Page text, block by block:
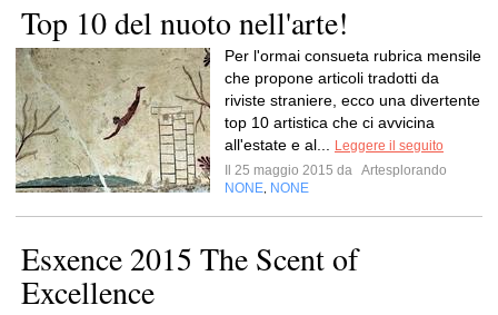
Top 10 del nuoto nell'arte!
Per l'ormai consueta rubrica mensile
che propone articoli tradotti da
riviste straniere, ecco una divertente
top 10 artistica che ci avvicina
all'estate e al...
Leggere il seguito
Il 25 maggio 2015 da Artesplorando
NONE NONE
Esxence 2015 The Scent of
Excellence